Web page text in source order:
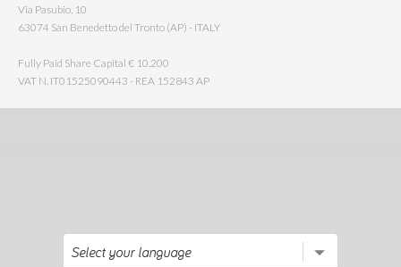
Via Pasubio, 10
63074 San Benedetto del Tronto (AP) - ITALY
Fully Paid Share Capital € 10.200
VAT N. IT01525090443 - REA 152843 AP